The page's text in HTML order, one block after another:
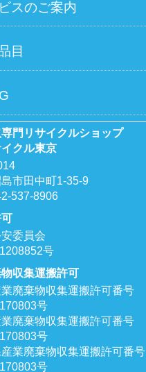
スのご案内
目
門リサイクルショップ
クル東京
市田中町1-35-9
537-8906
委員会
号
収集運搬許可
廃棄物収集運搬許可番号
号
廃棄物収集運搬許可番号
号
業廃棄物収集運搬許可番号
号